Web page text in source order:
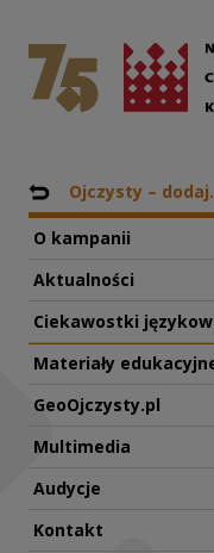
National Centre for
Back to:
Ojczysty –
O kampanii
Aktualności
Ciekawostki
Materiały
GeoOjczysty.pl
Multimedia
Audycje
Kontakt